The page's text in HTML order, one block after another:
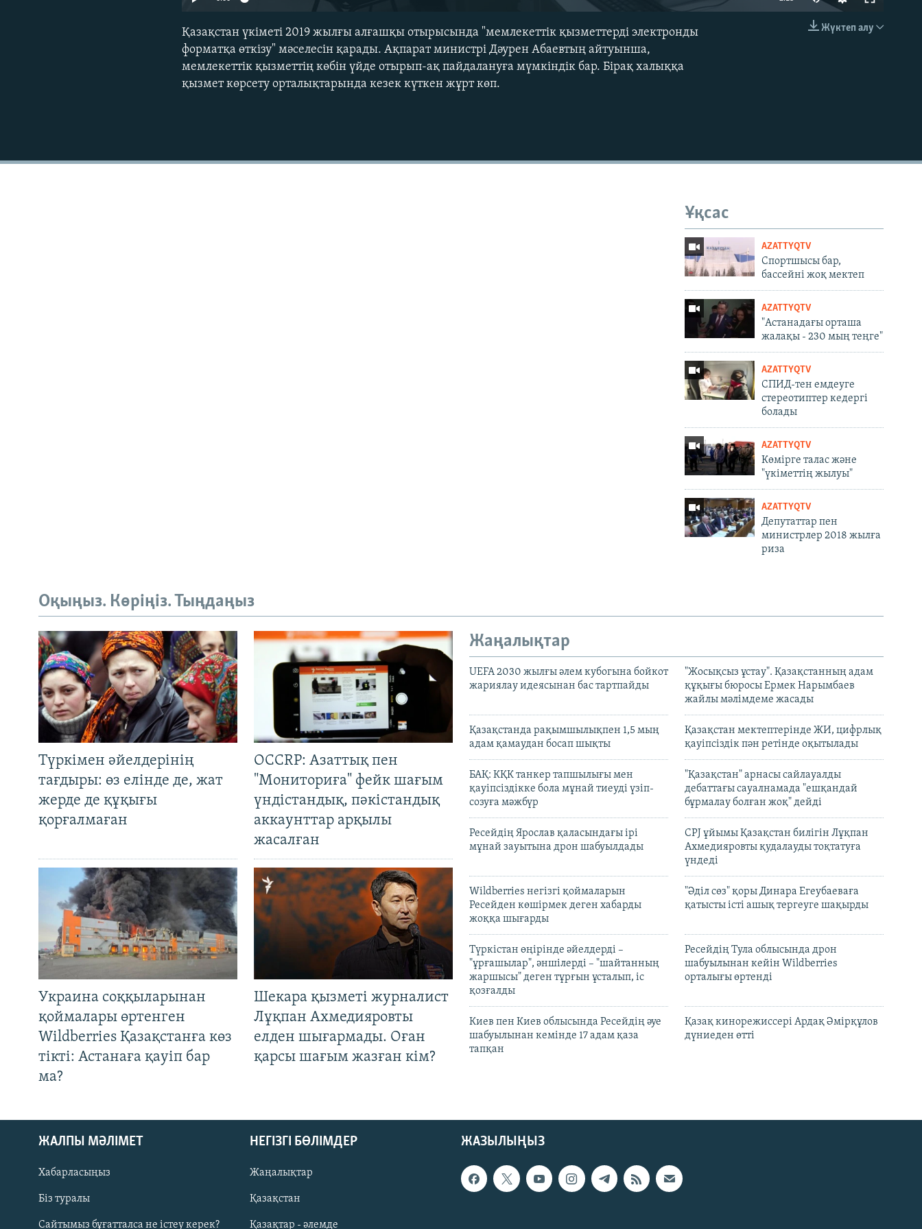
Русский
EMBED
Жүктеп алу
Қазақстан үкіметі 2019 жылғы алғашқы отырысында "мемлекеттік қызметтерді электронды
форматқа өткізу" мәселесін қарады. Ақпарат министрі Дәурен Абаевтың айтуынша,
мемлекеттік қызметтің көбін үйде отырып-ақ пайдалануға мүмкіндік бар. Бірақ халыққа
қызмет көрсету орталықтарында кезек күткен жұрт көп.
Ұқсас
AZATTYQTV
Спортшысы бар,
бассейні жоқ мектеп
AZATTYQTV
"Астанадағы орташа
жалақы - 230 мың теңге"
AZATTYQTV
СПИД-тен емдеуге
стереотиптер кедергі
болады
AZATTYQTV
Көмірге талас және
"үкіметтің жылуы"
AZATTYQTV
Депутаттар пен
министрлер 2018 жылға
риза
Оқыңыз. Көріңіз. Тыңдаңыз
Түркімен әйелдерінің
тағдыры: өз елінде де, жат
жерде де құқығы
қорғалмаған
OCCRP: Азаттық пен
"Мониториға" фейк шағым
үндістандық, пәкістандық
аккаунттар арқылы
жасалған
Украина соққыларынан
қоймалары өртенген
Wildberries Қазақстанға көз
тікті: Астанаға қауіп бар
ма?
Шекара қызметі журналист
Лұқпан Ахмедияровты
елден шығармады. Оған
қарсы шағым жазған кім?
Жаңалықтар
UEFA 2030 жылғы әлем кубогына бойкот
жариялау идеясынан бас тартпайды
"Жосықсыз ұстау". Қазақстанның адам
құқығы бюросы Ермек Нарымбаев
жайлы мәлімдеме жасады
Қазақстанда рақымшылықпен 1,5 мың
адам қамаудан босап шықты
Қазақстан мектептерінде ЖИ, цифрлық
қауіпсіздік пән ретінде оқытылады
БАҚ: КҚК танкер тапшылығы мен
қауіпсіздікке бола мұнай тиеуді үзіп-
созуға мәжбүр
"Қазақстан" арнасы сайлауалды
дебаттағы сауалнамада "ешқандай
бұрмалау болған жоқ" дейді
Ресейдің Ярослав қаласындағы ірі
мұнай зауытына дрон шабуылдады
CPJ ұйымы Қазақстан билігін Лұқпан
Ахмедияровты қудалауды тоқтатуға
үндеді
Wildberries негізгі қоймаларын
Ресейден көшірмек деген хабарды
жоққа шығарды
"Әділ сөз" қоры Динара Егеубаеваға
қатысты істі ашық тергеуге шақырды
Түркістан өңірінде әйелдерді –
"ұрғашылар", әншілерді – "шайтанның
жаршысы" деген тұрғын ұсталып, іс
қозғалды
Ресейдің Тула облысында дрон
шабуылынан кейін Wildberries
орталығы өртенді
Киев пен Киев облысында Ресейдің әуе
шабуылынан кемінде 17 адам қаза
тапқан
Қазақ кинорежиссері Ардақ Әмірқұлов
дүниеден өтті
ЖАЗЫЛЫҢЫЗ
ЖАЛПЫ МӘЛІМЕТ
Хабарласыңыз
Біз туралы
Сайтымыз бұғатталса не істеу керек?
НЕГІЗГІ БӨЛІМДЕР
Жаңалықтар
Қазақстан
Қазақтар - әлемде